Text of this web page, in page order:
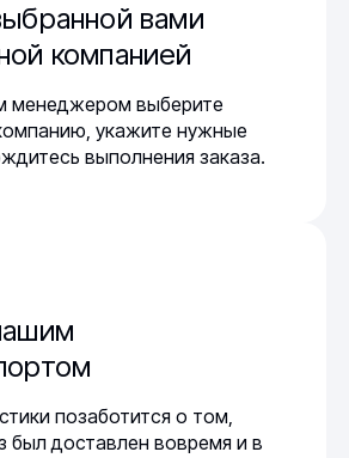
вами
компанией
менеджером выберите
укажите нужные
выполнения заказа.
позаботится о том,
был доставлен вовремя и в